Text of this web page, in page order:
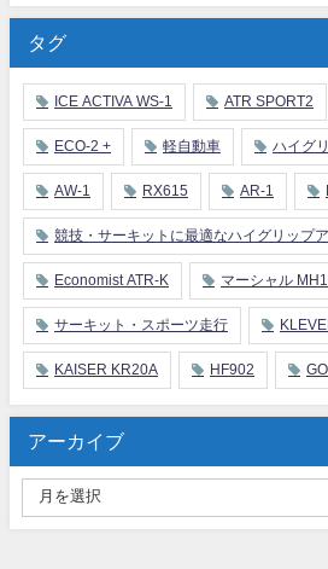
タグ
ICE ACTIVA WS-1 ATR SPORT2
ECO-2 + 軽自動車 ハイグ
AW-1 RX615 AR-1
競技・サーキットに最適なハイグリップ
Economist ATR-K マーシャル
サーキット・スポーツ走行
KAISER KR20A HF902
アーカイブ